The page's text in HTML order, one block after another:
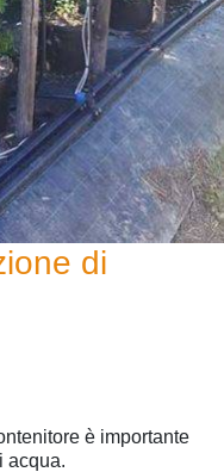
di
è importante
acqua.